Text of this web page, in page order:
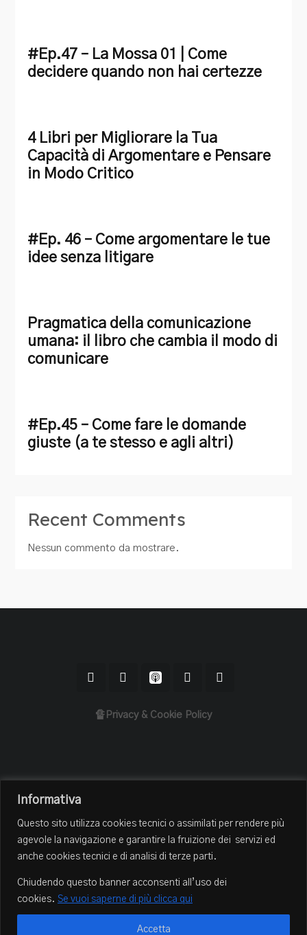
Informativa
Questo sito utilizza cookies tecnici o assimilati per rendere più
agevole la navigazione e garantire la fruizione dei servizi ed
anche cookies tecnici e di analisi di terze parti.
Chiudendo questo banner acconsenti all’uso dei
cookies. Se vuoi saperne di più clicca qui
Accetta
#Ep.47 – La Mossa 01 | Come
decidere quando non hai certezze
4 Libri per Migliorare la Tua
Capacità di Argomentare e Pensare
in Modo Critico
#Ep. 46 – Come argomentare le tue
idee senza litigare
Pragmatica della comunicazione
umana: il libro che cambia il modo di
comunicare
#Ep.45 – Come fare le domande
giuste (a te stesso e agli altri)
Recent Comments
Nessun commento da mostrare.
🔏Privacy & Cookie Policy
Chi sono
Episodi
Blog